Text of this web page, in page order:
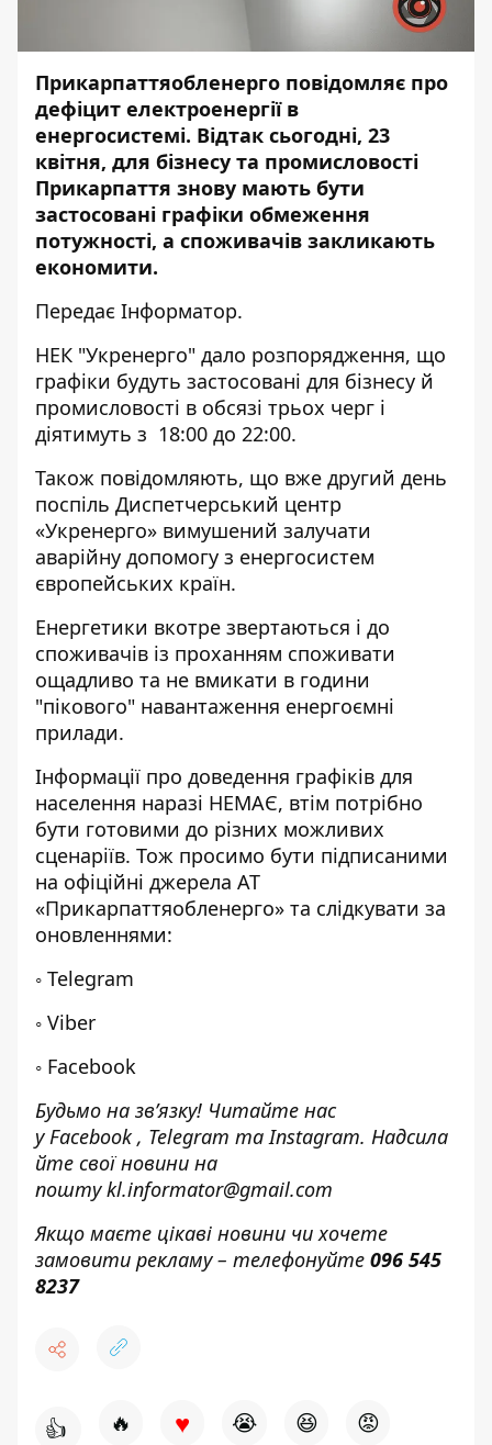
Прикарпаттяобленерго повідомляє про
дефіцит електроенергії в
енергосистемі. Відтак сьогодні, 23
квітня, для бізнесу та промисловості
Прикарпаття знову мають бути
застосовані графіки обмеження
потужності, а споживачів закликають
економити.
Передає Інформатор.
НЕК "Укренерго" дало розпорядження, що
графіки будуть застосовані для бізнесу й
промисловості в обсязі трьох черг і
діятимуть з 18:00 до 22:00.
Також повідомляють, що вже другий день
поспіль Диспетчерський центр
«Укренерго» вимушений залучати
аварійну допомогу з енергосистем
європейських країн.
Енергетики вкотре звертаються і до
споживачів із проханням споживати
ощадливо та не вмикати в години
"пікового" навантаження енергоємні
прилади.
Інформації про доведення графіків для
населення наразі НЕМАЄ, втім потрібно
бути готовими до різних можливих
сценаріїв. Тож просимо бути підписаними
на офіційні джерела АТ
«Прикарпаттяобленерго» та слідкувати за
оновленнями:
◦ Telegram
◦ Viber
◦ Facebook
Будьмо на зв’язку! Читайте нас
уFacebook, Telegram таInstagram. Надсила
йте свої новини на
поштуkl.informator@gmail.com
Якщо маєте цікаві новини чи хочете
замовити рекламу – телефонуйте 096 545
8237
👍 🔥 ♥ 😭 😆 😡